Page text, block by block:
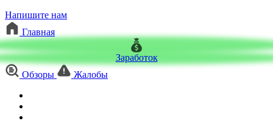
Напишите нам
Главная
Заработок
Обзоры
Жалобы